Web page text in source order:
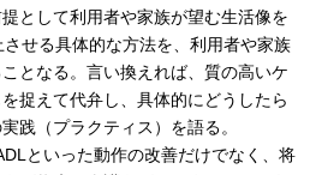
として利用者や家族が望む生活像を
せる具体的な方法を、利用者や家族
となる。言い換えれば、質の高いケ
捉えて代弁し、具体的にどうしたら
践（プラクティス）を語る。
といった動作の改善だけでなく、将